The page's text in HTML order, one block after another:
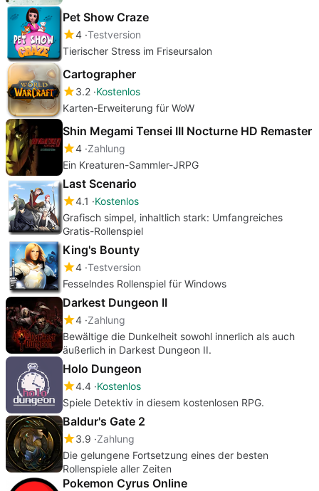
Pet Show Craze
4 Testversion
Tierischer Stress im Friseursalon
Cartographer
3.2 Kostenlos
Karten-Erweiterung für WoW
Shin Megami Tensei III Nocturne HD Remaster
4 Zahlung
Ein Kreaturen-Sammler-JRPG
Last Scenario
4.1
Kostenlos
Grafisch simpel, inhaltlich stark: Umfangreiches
Gratis-Rollenspiel
King's Bounty
4 Testversion
Fesselndes Rollenspiel für Windows
Darkest Dungeon II
4 Zahlung
Bewältige die Dunkelheit sowohl innerlich als auch
äußerlich in Darkest Dungeon II.
Holo Dungeon
4.4 Kostenlos
Spiele Detektiv in diesem kostenlosen RPG.
Baldur's Gate 2
3.9 Zahlung
Die gelungene Fortsetzung eines der besten
Rollenspiele aller Zeiten
Pokemon Cyrus Online